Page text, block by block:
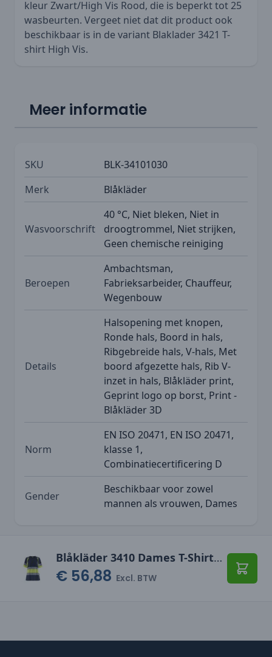
kleur Zwart/High Vis Rood, die is beperkt tot 25
wasbeurten. Vergeet niet dat dit product ook
beschikbaar is in de variant Blaklader 3421 T-
shirt High Vis.
Meer informatie
SKU
BLK-34101030
Merk
Blåkläder
Wasvoorschrift
40 °C, Niet bleken, Niet in
droogtrommel, Niet strijken,
Geen chemische reiniging
Beroepen
Ambachtsman,
Fabrieksarbeider, Chauffeur,
Wegenbouw
Details
Halsopening met knopen,
Ronde hals, Boord in hals,
Ribgebreide hals, V-hals, Met
boord afgezette hals, Rib V-
inzet in hals, Blåkläder print,
Geprint logo op borst, Print -
Blåkläder 3D
Norm
EN ISO 20471, EN ISO 20471,
klasse 1,
Combinatiecertificering D
Gender
Beschikbaar voor zowel
mannen als vrouwen, Dames
Blåkläder 3410 Dames T-Shirt High Vis
€ 56,88 Excl. BTW